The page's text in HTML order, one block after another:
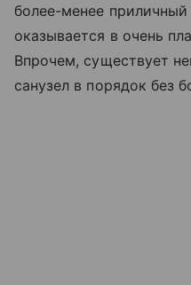
более-менее
оказывается в очень
Впрочем, существует
санузел в порядок без